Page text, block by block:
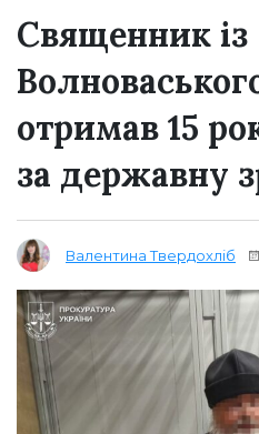
Священник із
отримав 15
за державну
Валентина Твердохліб